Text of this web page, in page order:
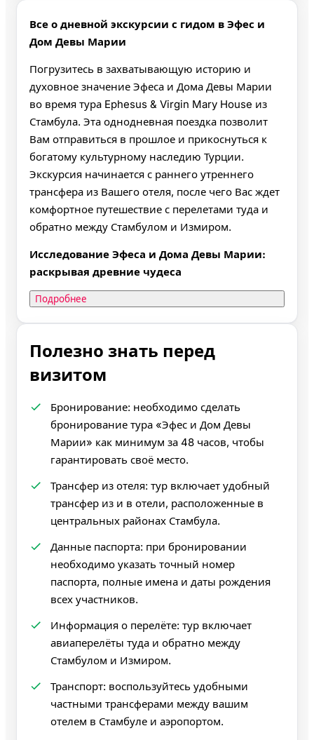
Все о дневной экскурсии с гидом в Эфес и
Дом Девы Марии
Погрузитесь в захватывающую историю и
духовное значение Эфеса и Дома Девы Марии
во время тура Ephesus & Virgin Mary House из
Стамбула. Эта однодневная поездка позволит
Вам отправиться в прошлое и прикоснуться к
богатому культурному наследию Турции.
Экскурсия начинается с раннего утреннего
трансфера из Вашего отеля, после чего Вас ждет
комфортное путешествие с перелетами туда и
обратно между Стамбулом и Измиром.
Исследование Эфеса и Дома Девы Марии:
раскрывая древние чудеса
Подробнее
Полезно знать перед
визитом
Бронирование: необходимо сделать
бронирование тура «Эфес и Дом Девы
Марии» как минимум за 48 часов, чтобы
гарантировать своё место.
Трансфер из отеля: тур включает удобный
трансфер из и в отели, расположенные в
центральных районах Стамбула.
Данные паспорта: при бронировании
необходимо указать точный номер
паспорта, полные имена и даты рождения
всех участников.
Информация о перелёте: тур включает
авиаперелёты туда и обратно между
Стамбулом и Измиром.
Транспорт: воспользуйтесь удобными
частными трансферами между вашим
отелем в Стамбуле и аэропортом.